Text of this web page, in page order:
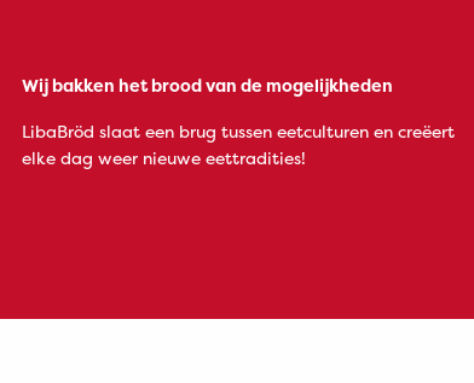
Wij bakken het brood van de mogelijkheden
LibaBröd slaat een brug tussen eetculturen en creëert
elke dag weer nieuwe eettradities!